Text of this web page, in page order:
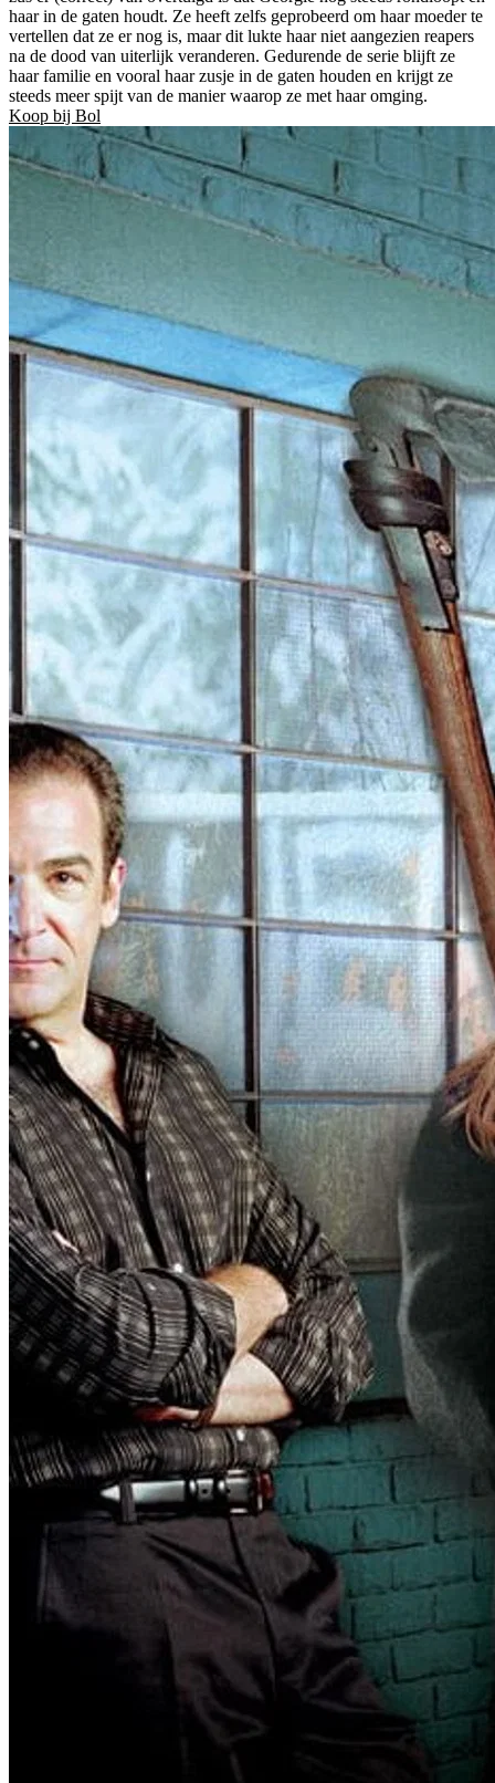
haar in de gaten houdt. Ze heeft zelfs geprobeerd om haar moeder te
vertellen dat ze er nog is, maar dit lukte haar niet aangezien reapers
na de dood van uiterlijk veranderen. Gedurende de serie blijft ze
haar familie en vooral haar zusje in de gaten houden en krijgt ze
steeds meer spijt van de manier waarop ze met haar omging.
Koop bij Bol